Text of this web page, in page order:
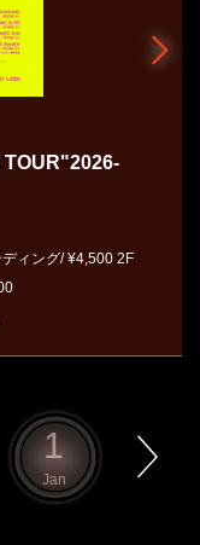
ィング/ ¥4,500 2F
1
Jan